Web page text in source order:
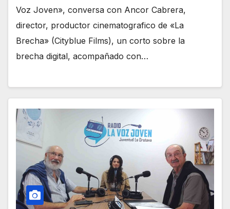
Voz Joven», conversa con Ancor Cabrera,
director, productor cinematografico de «La
Brecha» (Cityblue Films), un corto sobre la
brecha digital, acompañado con…